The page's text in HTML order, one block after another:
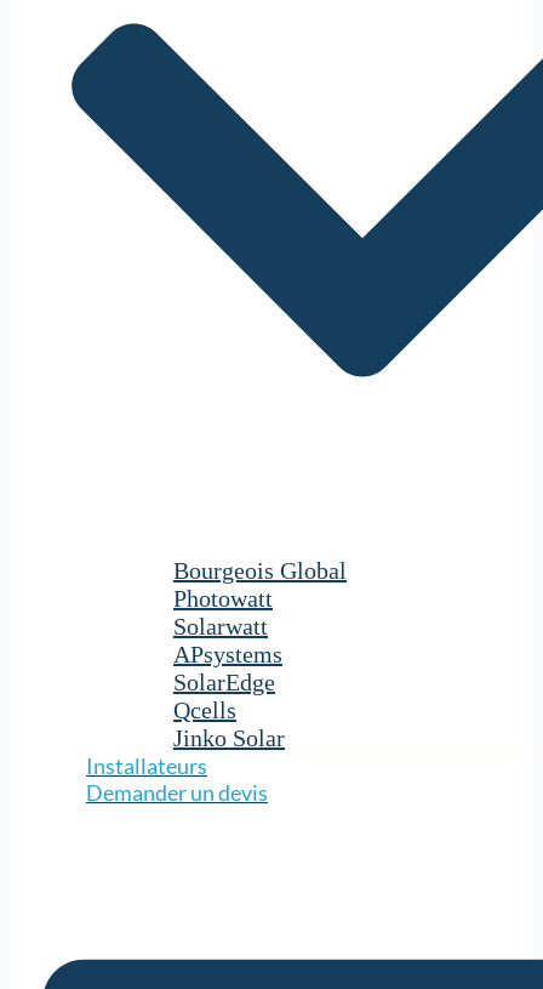
Bourgeois Global
Photowatt
Solarwatt
APsystems
SolarEdge
Qcells
Jinko Solar
Installateurs
Demander un devis